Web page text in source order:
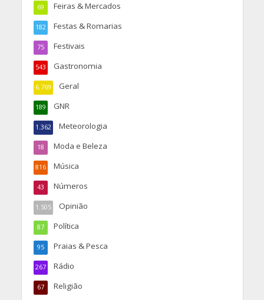
Feiras & Mercados
69
Festas & Romarias
182
Festivais
75
Gastronomia
543
Geral
6.769
GNR
189
Meteorologia
1.362
Moda e Beleza
18
Música
816
Números
43
Opinião
1.505
Política
87
Praias & Pesca
95
Rádio
267
Religião
67